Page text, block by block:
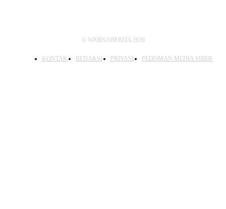
© WARNABERITA 2026
KONTAK REDAKSI PRIVASI PEDOMAN MEDIA SIBER